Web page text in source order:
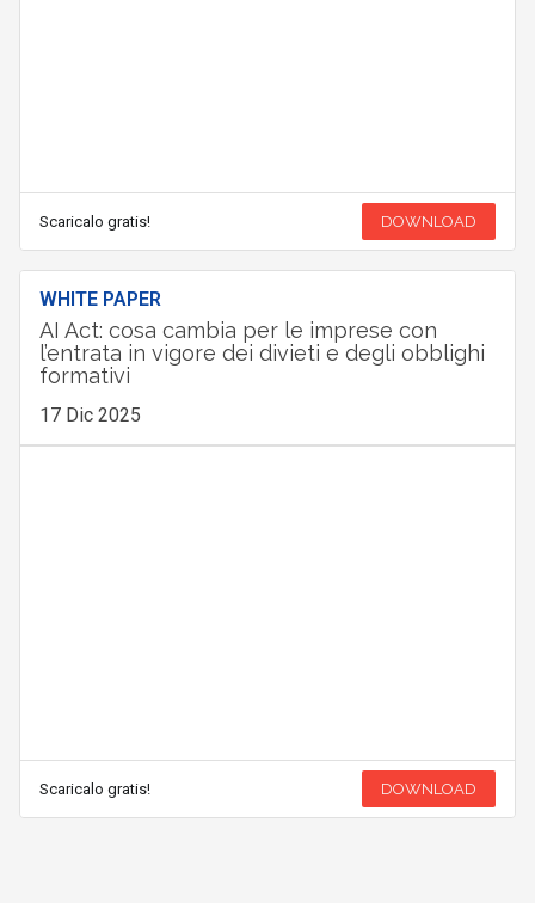
Scaricalo gratis! DOWNLOAD
WHITE PAPER
AI Act: cosa cambia per le imprese con
l’entrata in vigore dei divieti e degli obblighi
formativi
17 Dic 2025
Scaricalo gratis! DOWNLOAD